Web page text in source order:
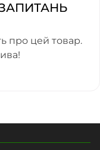
про цей товар.